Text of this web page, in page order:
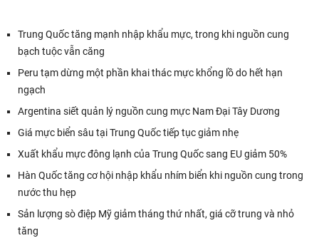
Trung Quốc tăng mạnh nhập khẩu mực, trong khi nguồn cung
bạch tuộc vẫn căng
Peru tạm dừng một phần khai thác mực khổng lồ do hết hạn
ngạch
Argentina siết quản lý nguồn cung mực Nam Đại Tây Dương
Giá mực biển sâu tại Trung Quốc tiếp tục giảm nhẹ
Xuất khẩu mực đông lạnh của Trung Quốc sang EU giảm 50%
Hàn Quốc tăng cơ hội nhập khẩu nhím biển khi nguồn cung trong
nước thu hẹp
Sản lượng sò điệp Mỹ giảm tháng thứ nhất, giá cỡ trung và nhỏ
tăng